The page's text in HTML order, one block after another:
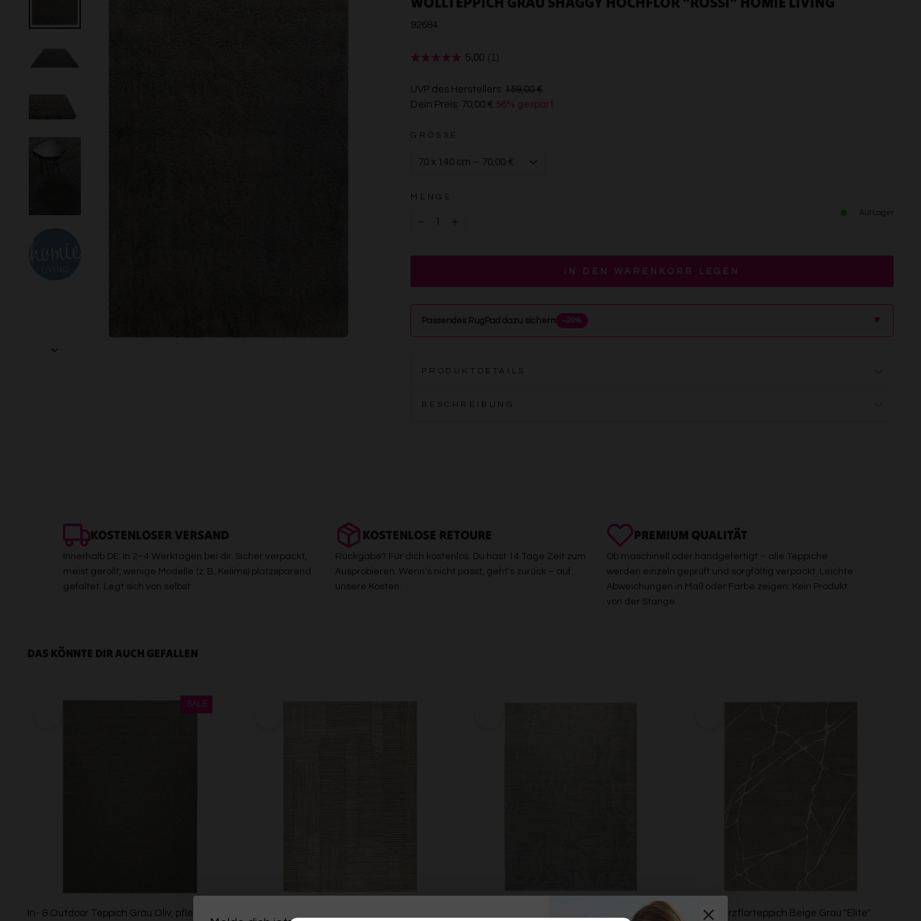
92684
UVP des Herstellers: 159,00 €€159,00
Dein Preis: 70,00 € 56% gespart
GRÖSSE
MENGE
Auf Lager
IN DEN WARENKORB LEGEN
Passendes RugPad dazu sichern −20% ▲
PRODUKTDETAILS
BESCHREIBUNG
KOSTENLOSER VERSAND
Innerhalb DE: In 2–4 Werktagen bei dir. Sicher verpackt,
meist gerollt, wenige Modelle (z. B. Kelims) platzsparend
gefaltet. Legt sich von selbst
KOSTENLOSE RETOURE
Rückgabe? Für dich kostenlos. Du hast 14 Tage Zeit zum
Ausprobieren. Wenn’s nicht passt, geht’s zurück – auf
unsere Kosten.
PREMIUM QUALITÄT
Ob maschinell oder handgefertigt – alle Teppiche
werden einzeln geprüft und sorgfältig verpackt. Leichte
Abweichungen in Maß oder Farbe zeigen: Kein Produkt
von der Stange.
DAS KÖNNTE DIR AUCH GEFALLEN
In- & Outdoor Teppich Grau Oliv, pflegeleicht
Esprit Kurzflorteppich Türkis Grau "Beatle-B" Esprit Kurzflorteppich Beige Grau "Elite"